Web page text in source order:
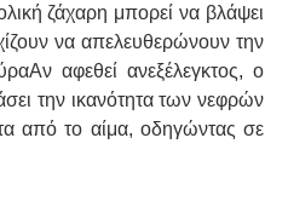
ζάχαρη μπορεί να βλάψει
να απελευθερώνουν την
αφεθεί ανεξέλεγκτος, ο
την ικανότητα των νεφρών
από το αίμα, οδηγώντας σε